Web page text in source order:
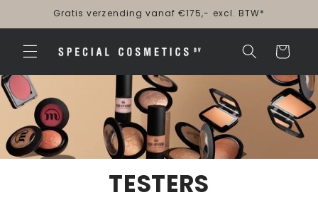
naar de
content
Gratis verzending vanaf €175,- excl. BTW*
Winkelwagen
TESTERS